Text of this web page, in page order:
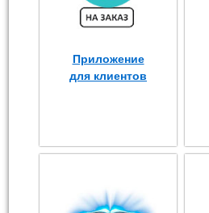
Приложение
для клиентов